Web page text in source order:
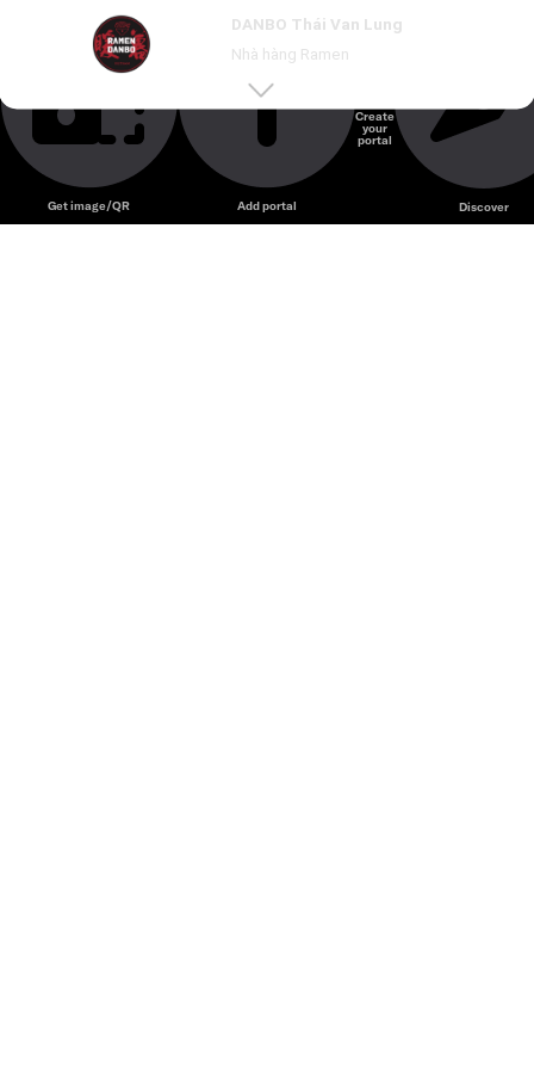
DANBO Thái Van Lung
Nhà hàng Ramen
Unmute
Ramen Danbo – Chuỗi ramen Nhật nổi tiếng với nước
dùng tonkotsu đậm vị và mì tươi truyền thống.
Get image/QR Add portal
Create
your
portal
Discover